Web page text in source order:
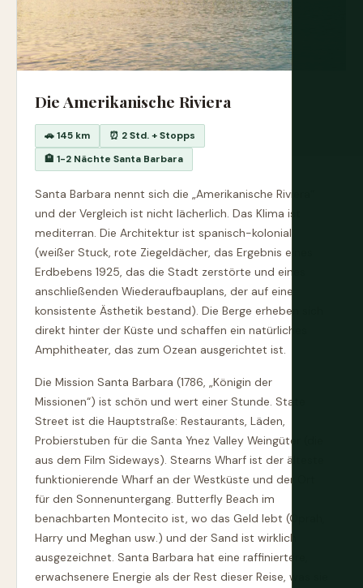
Die Amerikanische Riviera
🚗 145 km
⏰ 2 Std. + Stopps
🏨 1-2 Nächte Santa Barbara
Santa Barbara nennt sich die „Amerikanische Riviera“
und der Vergleich ist nicht lächerlich. Das Klima ist
mediterran. Die Architektur ist spanisch-kolonial
(weißer Stuck, rote Ziegeldächer, das Ergebnis eines
Erdbebens 1925, das die Stadt zerstörte und eines
anschließenden Wiederaufbauplans, der auf eine
konsistente Ästhetik bestand). Die Berge erheben sich
direkt hinter der Küste und schaffen ein natürliches
Amphitheater, das zum Ozean ausgerichtet ist.
Die Mission Santa Barbara (1786, „Königin der
Missionen“) ist schön und wert einer Stunde. State
Street ist die Hauptstraße: Restaurants, Läden,
Probierstuben für die Santa Ynez Valley Weingüter (die
aus dem Film Sideways). Stearns Wharf ist der älteste
funktionierende Wharf an der Westküste und der Ort
für den Sonnenuntergang. Butterfly Beach im
benachbarten Montecito ist, wo das Geld lebt (Oprah,
Harry und Meghan usw.) und der Sand ist wirklich
ausgezeichnet. Santa Barbara hat eine raffiniertere,
erwachsenere Energie als der Rest dieser Reise, was sie